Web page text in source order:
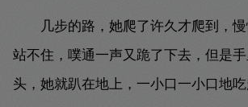
几步的路，她爬了许久才爬到，慢
站不住，噗通一声又跪了下去，但是
头，她就趴在地上，一小口一小口地吃